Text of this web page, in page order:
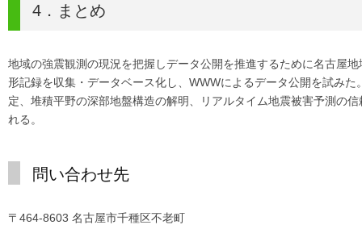
4．まとめ
地域の強震観測の現況を把握しデータ公開を推進するために名古屋
形記録を収集・データベース化し、WWWによるデータ公開を試み
定、堆積平野の深部地盤構造の解明、リアルタイム地震被害予測の
れる。
問い合わせ先
〒464-8603 名古屋市千種区不老町